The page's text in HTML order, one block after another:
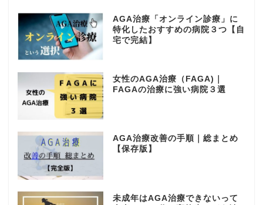
AGA治療「オンライン診療」に
特化したおすすめの病院３つ【自
宅で完結】
女性のAGA治療（FAGA)｜
FAGAの治療に強い病院３選
AGA治療改善の手順｜総まとめ
【保存版】
未成年はAGA治療できないって